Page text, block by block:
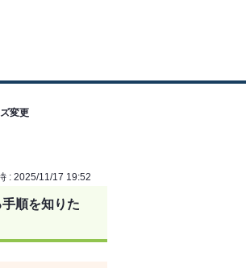
変更
: 2025/11/17 19:52
順を知りた